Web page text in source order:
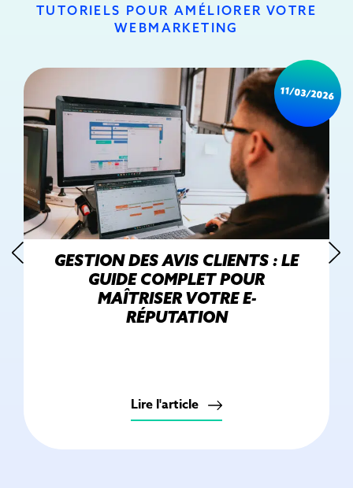
TUTORIELS POUR AMÉLIORER VOTRE
WEBMARKETING
11/03/2026
GESTION DES AVIS CLIENTS : LE
GUIDE COMPLET POUR
MAÎTRISER VOTRE E-
RÉPUTATION
Lire l'article